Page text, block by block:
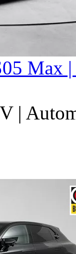
Max
|